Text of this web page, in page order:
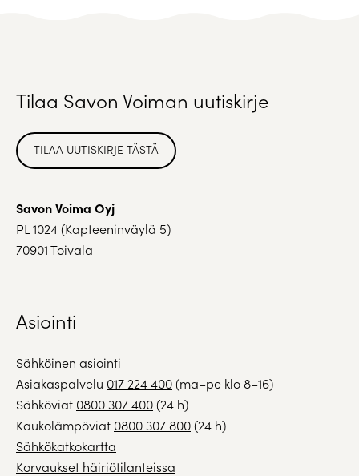
Tilaa Savon Voiman uutiskirje
TILAA UUTISKIRJE TÄSTÄ
Savon Voima Oyj
PL 1024 (Kapteeninväylä 5)
70901 Toivala
Asiointi
Sähköinen asiointi
Asiakaspalvelu 017 224 400(ma–pe klo 8–16)
Sähköviat 0800 307 400(24 h)
Kaukolämpöviat 0800 307 800(24 h)
Sähkökatkokartta
Korvaukset häiriötilanteissa